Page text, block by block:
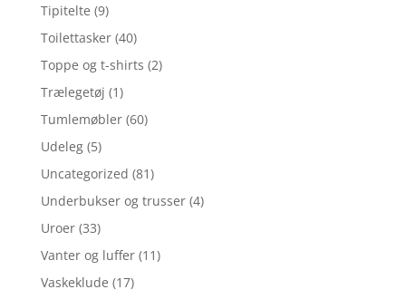
Tipitelte (9)
Toilettasker (40)
Toppe og t-shirts (2)
Trælegetøj (1)
Tumlemøbler (60)
Udeleg (5)
Uncategorized (81)
Underbukser og trusser (4)
Uroer (33)
Vanter og luffer (11)
Vaskeklude (17)